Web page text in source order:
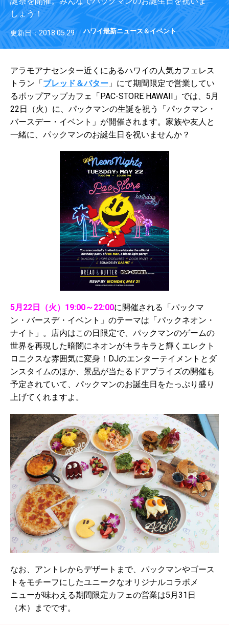
しょう！
更新日：2018.05.29 ハワイ最新ニュース＆イベント
アラモアナセンター近くにあるハワイの人気カフェレス
トラン「ブレッド＆バター 」にて期間限定で営業してい
るポップアップカフェ「PAC-STORE HAWAII」では、5月
22日（火）に、パックマンの生誕を祝う「パックマン・
バースデー・イベント」が開催されます。家族や友人と
一緒に、パックマンのお誕生日を祝いませんか？
5月22日（火）19:00～22:00に開催される「パックマ
ン・バースデ・イベント」のテーマは「パックネオン・
ナイト」。店内はこの日限定で、パックマンのゲームの
世界を再現した暗闇にネオンがキラキラと輝くエレクト
ロニクスな雰囲気に変身！DJのエンターテイメントとダ
ンスタイムのほか、景品が当たるドアプライズの開催も
予定されていて、パックマンのお誕生日をたっぷり盛り
上げてくれますよ。
なお、アントレからデザートまで、パックマンやゴース
トをモチーフにしたユニークなオリジナルコラボメ
ニューが味わえる期間限定カフェの営業は5月31日
（木）までです。